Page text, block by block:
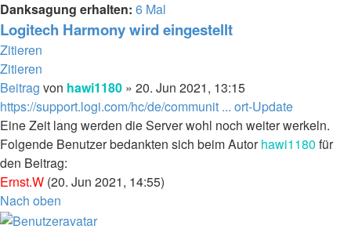
Danksagung erhalten: 6 Mal
Logitech Harmony wird eingestellt
Zitieren
Zitieren
Beitrag von hawi1180 » 20. Jun 2021, 13:15
https://support.logi.com/hc/de/communit ... ort-Update
Eine Zeit lang werden die Server wohl noch weiter werkeln.
Folgende Benutzer bedankten sich beim Autorhawi1180 für
den Beitrag:
Ernst.W (20. Jun 2021, 14:55)
Nach oben